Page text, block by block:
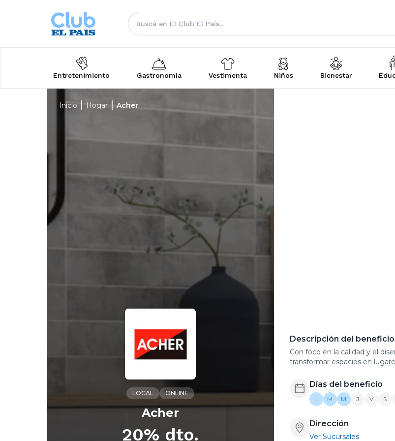
Entretenimiento Gastronomía Vestimenta Niños Bienestar
Inicio Hogar Acher
LOCAL ONLINE
Acher
20% dto.
Descripción del beneficio
Con foco en la calidad y el
transformar espacios en
Días del beneficio
L M M J V S
Dirección
Ver Sucursales